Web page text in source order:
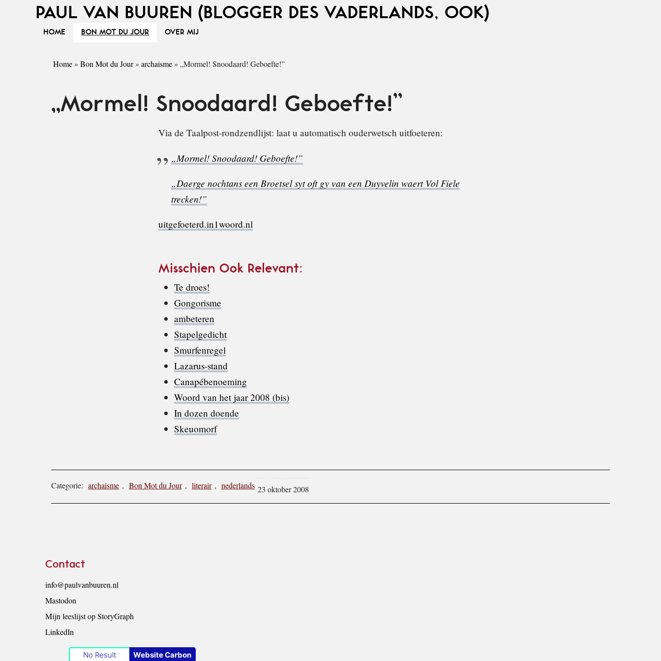
PAUL VAN BUUREN (BLOGGER DES VADERLANDS, OOK)
HOME BON MOT DU JOUR OVER MIJ
Home » Bon Mot du Jour» archaisme » „Mormel! Snoodaard! Geboefte!”
„Mormel! Snoodaard! Geboefte!”
Via de Taalpost-rondzendlijst: laat u automatisch ouderwetsch uitfoeteren:
„Mormel! Snoodaard! Geboefte!”
„Daerge nochtans een Broetsel syt oft gy van een Duyvelin waert Vol Fiele
trecken!”
uitgefoeterd.in1woord.nl
Misschien Ook Relevant:
Te droes!
Gongorisme
ambeteren
Stapelgedicht
Smurfenregel
Lazarus-stand
Canapébenoeming
Woord van het jaar 2008 (bis)
In dozen doende
Skeuomorf
Categorie: archaisme , Bon Mot du Jour , literair , nederlands 23 oktober 2008
Contact
info@paulvanbuuren.nl
Mastodon
Mijn leeslijst op StoryGraph
LinkedIn
No Result Website Carbon